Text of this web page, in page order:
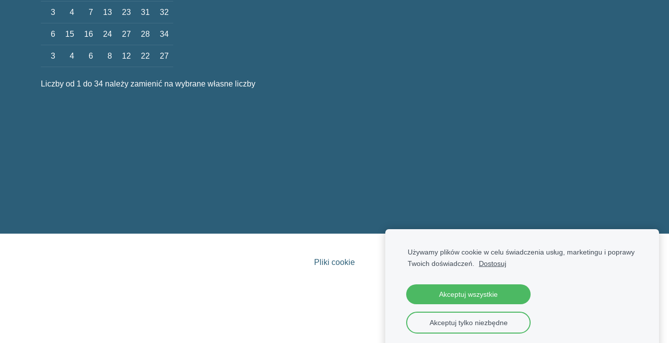
3 4 7 13 23 31 32
6 15 16 24 27 28 34
3 4 6 8 12 22 27
Liczby od 1 do 34 należy zamienić na wybrane własne liczby
Pliki cookie
Używamy plików cookie w celu świadczenia usług, marketingu i poprawy
Twoich doświadczeń.
Dostosuj
Akceptuj wszystkie
Akceptuj tylko niezbędne